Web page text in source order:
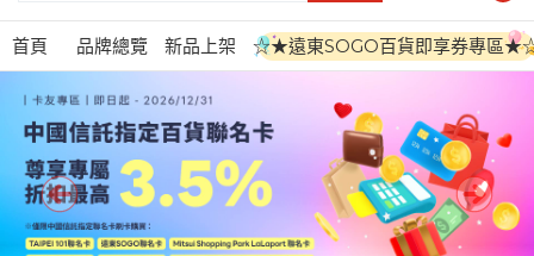
首頁 品牌總覽 新品上架 ☆★遠東SOGO百貨即享券專區